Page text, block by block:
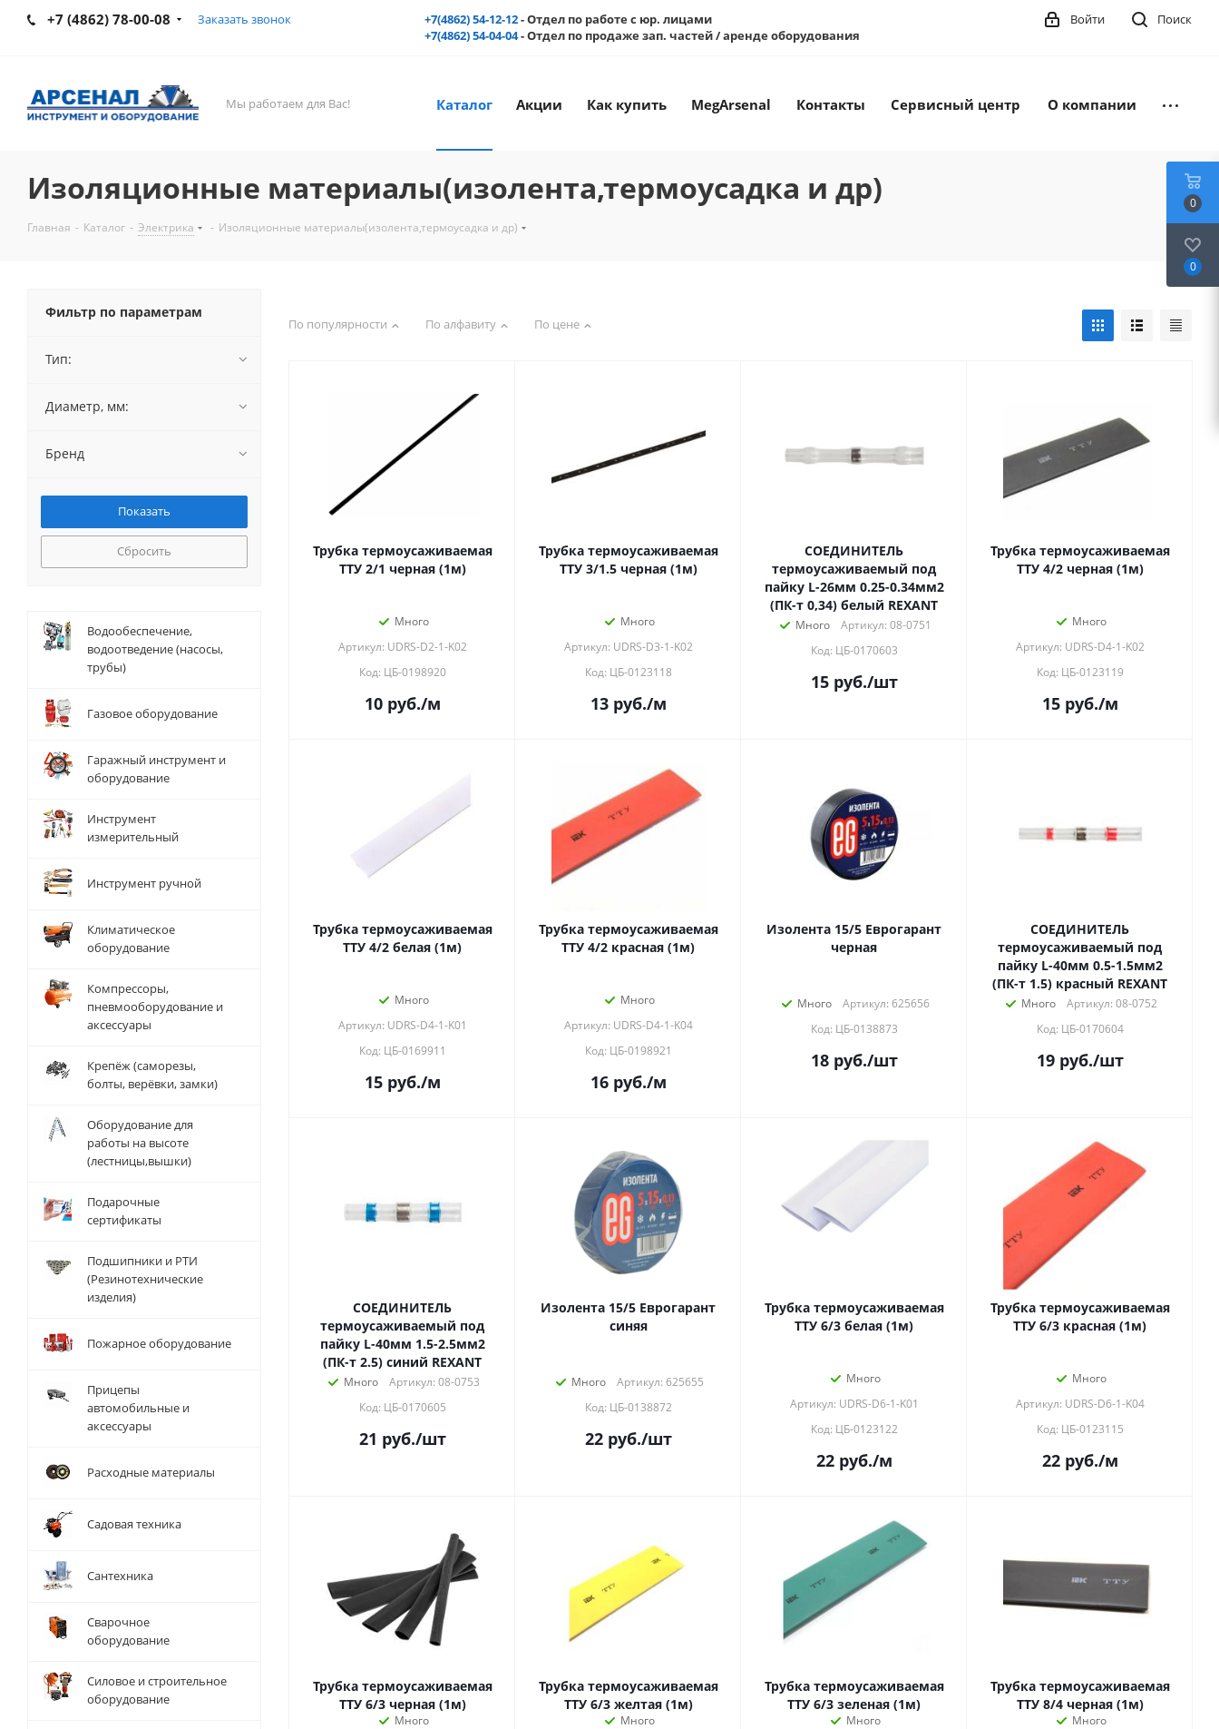
+7 (4862) 78-00-08 Заказать звонок +7(4862) 54-12-12- Отдел по работе с юр. лицами
+7(4862) 54-04-04- Отдел по продаже зап. частей / аренде оборудования
Поиск
Войти
Мы работаем для Вас! Каталог Акции Как купить MegArsenal Контакты Сервисный центр О компании
Изоляционные материалы(изолента,термоусадка и др)
Главная - Каталог - Электрика - Изоляционные материалы(изолента,термоусадка и др)
По популярности По алфавиту По цене
Трубка термоусаживаемая
ТТУ 2/1 черная (1м)
Много
Артикул: UDRS-D2-1-K02
Код: ЦБ-0198920
10руб./м
Трубка термоусаживаемая
ТТУ 3/1.5 черная (1м)
Много
Артикул: UDRS-D3-1-K02
Код: ЦБ-0123118
13руб./м
СОЕДИНИТЕЛЬ
термоусаживаемый под
пайку L-26мм 0.25-0.34мм2
(ПК-т 0,34) белый REXANT
Много
Артикул: 08-0751
Код: ЦБ-0170603
15руб./шт
Трубка термоусаживаемая
ТТУ 4/2 черная (1м)
Много
Артикул: UDRS-D4-1-K02
Код: ЦБ-0123119
15руб./м
Трубка термоусаживаемая
ТТУ 4/2 белая (1м)
Много
Артикул: UDRS-D4-1-K01
Код: ЦБ-0169911
15руб./м
Трубка термоусаживаемая
ТТУ 4/2 красная (1м)
Много
Артикул: UDRS-D4-1-K04
Код: ЦБ-0198921
16руб./м
Изолента 15/5 Еврогарант
черная
Много
Артикул: 625656
Код: ЦБ-0138873
18руб./шт
СОЕДИНИТЕЛЬ
термоусаживаемый под
пайку L-40мм 0.5-1.5мм2
(ПК-т 1.5) красный REXANT
Много
Артикул: 08-0752
Код: ЦБ-0170604
19руб./шт
СОЕДИНИТЕЛЬ
термоусаживаемый под
пайку L-40мм 1.5-2.5мм2
(ПК-т 2.5) синий REXANT
Много
Артикул: 08-0753
Код: ЦБ-0170605
21 руб./шт
Изолента 15/5 Еврогарант
синяя
Много
Артикул: 625655
Код: ЦБ-0138872
22руб./шт
Трубка термоусаживаемая
ТТУ 6/3 белая (1м)
Много
Артикул: UDRS-D6-1-K01
Код: ЦБ-0123122
22руб./м
Трубка термоусаживаемая
ТТУ 6/3 красная (1м)
Много
Артикул: UDRS-D6-1-K04
Код: ЦБ-0123115
22руб./м
Трубка термоусаживаемая
ТТУ 6/3 черная (1м)
Много
Трубка термоусаживаемая
ТТУ 6/3 желтая (1м)
Много
Трубка термоусаживаемая
ТТУ 6/3 зеленая (1м)
Много
Трубка термоусаживаемая
ТТУ 8/4 черная (1м)
Много
Фильтр по параметрам
Тип:
Диаметр, мм:
Бренд
Сбросить
Водообеспечение,
водоотведение (насосы,
трубы)
Газовое оборудование
Гаражный инструмент и
оборудование
Инструмент
измерительный
Инструмент ручной
Климатическое
оборудование
Компрессоры,
пневмооборудование и
аксессуары
Крепёж (саморезы,
болты, верёвки, замки)
Оборудование для
работы на высоте
(лестницы,вышки)
Подарочные
сертификаты
Подшипники и РТИ
(Резинотехнические
изделия)
Пожарное оборудование
Прицепы
автомобильные и
аксессуары
Расходные материалы
Садовая техника
Сантехника
Сварочное
оборудование
Силовое и строительное
оборудование
0
0